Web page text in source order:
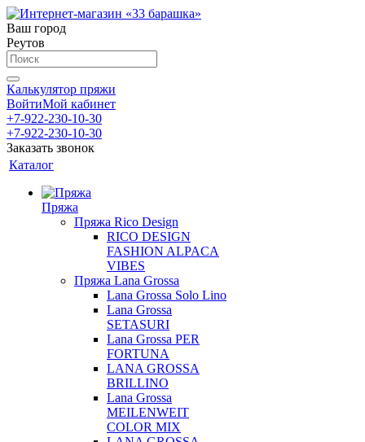
Ваш город
Реутов
Калькулятор пряжи
ВойтиМой кабинет
+7-922-230-10-30
+7-922-230-10-30
Заказать звонок
Каталог
Пряжа
Пряжа Rico Design
RICO DESIGN
FASHION ALPACA
VIBES
Пряжа Lana Grossa
Lana Grossa Solo Lino
Lana Grossa
SETASURI
Lana Grossa PER
FORTUNA
LANA GROSSA
BRILLINO
Lana Grossa
MEILENWEIT
COLOR MIX